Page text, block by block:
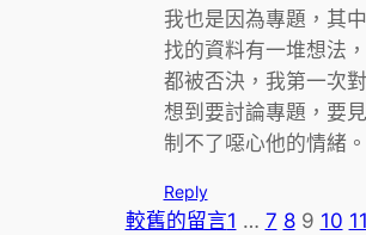
我也是因為專題，其
找的資料有一堆想法
都被否決，我第一次
想到要討論專題，要
制不了噁心他的情緒。
Reply
較舊的留言1 … 7 8 9 10